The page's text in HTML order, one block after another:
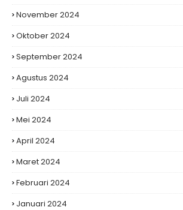
November 2024
Oktober 2024
September 2024
Agustus 2024
Juli 2024
Mei 2024
April 2024
Maret 2024
Februari 2024
Januari 2024